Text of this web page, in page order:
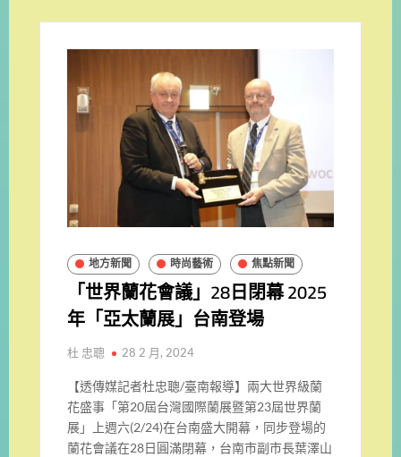
地方新聞 時尚藝術 焦點新聞
「世界蘭花會議」28日閉幕 2025
年「亞太蘭展」台南登場
杜 忠聰 28 2 月, 2024
【透傳媒記者杜忠聰/臺南報導】兩大世界級蘭
花盛事「第20屆台灣國際蘭展暨第23屆世界蘭
展」上週六(2/24)在台南盛大開幕，同步登場的
蘭花會議在28日圓滿閉幕，台南市副市長葉澤山